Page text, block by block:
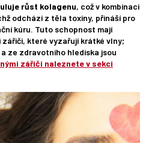
růst kolagenu, což v kombinaci
odchází z těla toxiny, přináší pro
kúru. Tuto schopnost mají
které vyzařují krátké vlny;
ze zdravotního hlediska jsou
zářiči naleznete v sekci